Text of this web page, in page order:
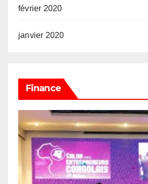
février 2020
janvier 2020
Finance